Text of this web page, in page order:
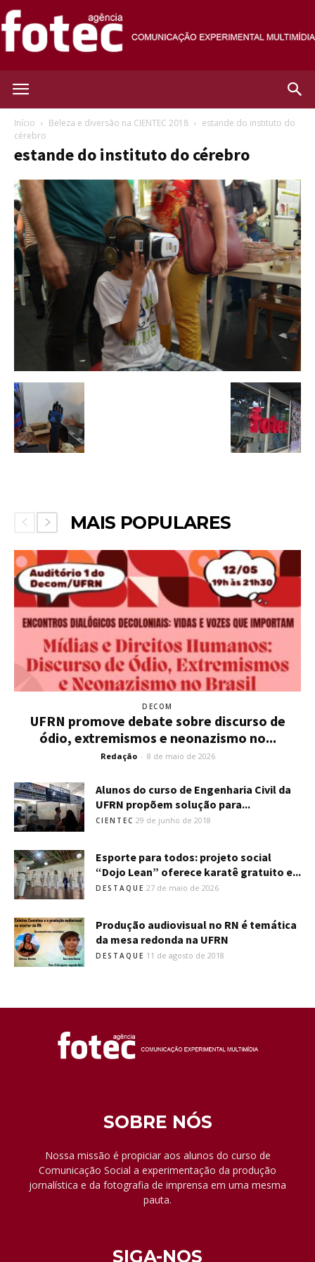
Fotec
Início Beleza e diversão na CIENTEC 2018
estande do instituto do
cérebro
estande do instituto do cérebro
MAIS POPULARES
DECOM
UFRN promove debate sobre discurso de
ódio, extremismos e neonazismo no...
Redação - 8 de maio de 2026
Alunos do curso de Engenharia Civil da
UFRN propõem solução para...
CIENTEC 29 de junho de 2018
Esporte para todos: projeto social
“Dojo Lean” oferece karatê gratuito e...
DESTAQUE 27 de maio de 2026
Produção audiovisual no RN é temática
da mesa redonda na UFRN
DESTAQUE 11 de agosto de 2018
SOBRE NÓS
Nossa missão é propiciar aos alunos do curso de
Comunicação Social a experimentação da produção
jornalística e da fotografia de imprensa em uma mesma
pauta.
SIGA-NOS